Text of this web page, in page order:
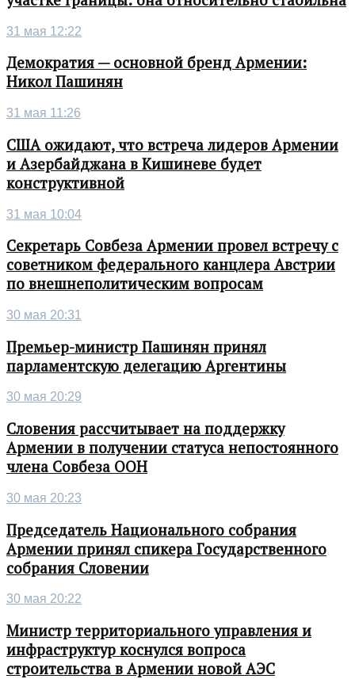
31 мая 12:22
Демократия — основной бренд Армении:
Никол Пашинян
31 мая 11:26
США ожидают, что встреча лидеров Армении
и Азербайджана в Кишиневе будет
конструктивной
31 мая 10:04
Секретарь Совбеза Армении провел встречу с
советником федерального канцлера Австрии
по внешнеполитическим вопросам
30 мая 20:31
Премьер-министр Пашинян принял
парламентскую делегацию Аргентины
30 мая 20:29
Словения рассчитывает на поддержку
Армении в получении статуса непостоянного
члена Совбеза ООН
30 мая 20:23
Председатель Национального собрания
Армении принял спикера Государственного
собрания Словении
30 мая 20:22
Министр территориального управления и
инфраструктур коснулся вопроса
строительства в Армении новой АЭС